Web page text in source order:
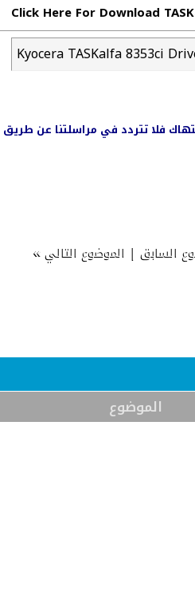
Click Here For Download
Kyocera TASKalfa 8353ci
فلا تتردد في مراسلتنا عن طريق
السابق| الموضوع التالي»
الموضوع